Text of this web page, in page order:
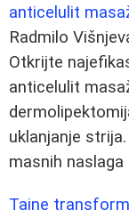
anticelulit
Radmilo
Otkrijte
anticelulit
uklanjanje
masnih
Tajne